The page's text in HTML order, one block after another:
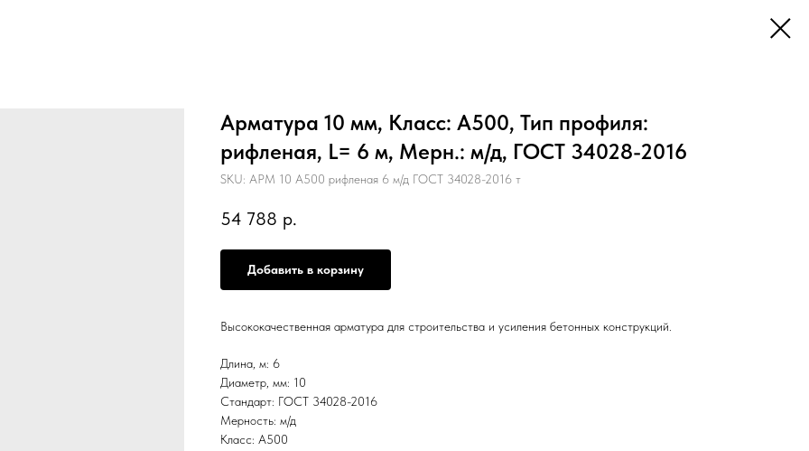
Арматура 10 мм, Класс: А500, Тип профиля:
рифленая, L= 6 м, Мерн.: м/д, ГОСТ 34028-2016
SKU: АРМ 10 А500 рифленая 6 м/д ГОСТ 34028-2016 т
54 788 р.
Добавить в корзину
Высококачественная арматура для строительства и усиления бетонных конструкций.
Длина, м: 6
Диаметр, мм: 10
Стандарт: ГОСТ 34028-2016
Мерность: м/д
Класс: А500